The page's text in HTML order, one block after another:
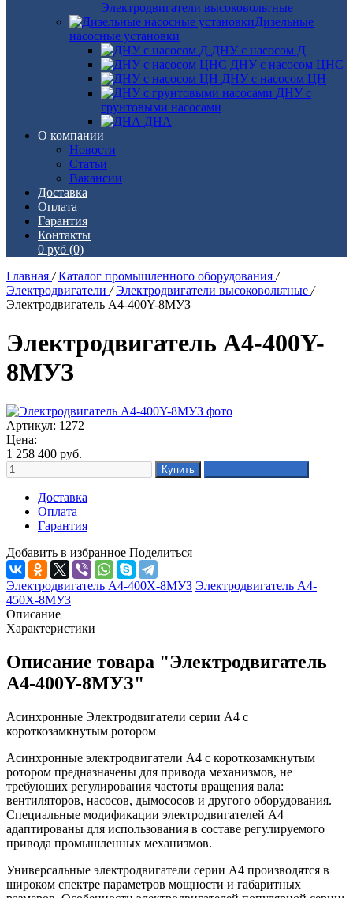
Электродвигатели высоковольтные
Дизельные
насосные установки
ДНУ с насосом Д
ДНУ с насосом ЦНС
ДНУ с насосом ЦН
ДНУ с
грунтовыми насосами
ДНА
О компании
Новости
Статьи
Вакансии
Доставка
Оплата
Гарантия
Контакты
0 руб (0)
Главная / Каталог промышленного оборудования /
Электродвигатели / Электродвигатели высоковольтные /
Электродвигатель А4-400Y-8MУЗ
Электродвигатель А4-400Y-
8MУЗ
Артикул: 1272
Цена:
1 258 400 руб.
Доставка
Оплата
Гарантия
Добавить в избранное Поделиться
Электродвигатель А4-400Х-8MУЗ Электродвигатель А4-
450Х-8MУЗ
Описание
Характеристики
Описание товара "Электродвигатель
А4-400Y-8MУЗ"
Асинхронные Электродвигатели серии А4 с
короткозамкнутым ротором
Асинхронные электродвигатели А4 с короткозамкнутым
ротором предназначены для привода механизмов, не
требующих регулирования частоты вращения вала:
вентиляторов, насосов, дымососов и другого оборудования.
Специальные модификации электродвигателей А4
адаптированы для использования в составе регулируемого
привода промышленных механизмов.
Универсальные электродвигатели серии А4 производятся в
широком спектре параметров мощности и габаритных